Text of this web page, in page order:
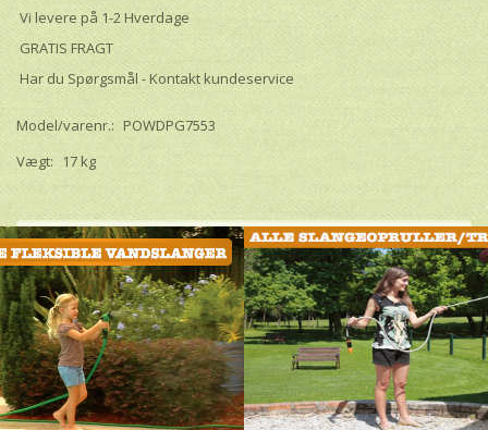
Vi levere på 1-2 Hverdage
GRATIS FRAGT
Har du Spørgsmål - Kontakt kundeservice
Model/varenr.: POWDPG7553
Vægt: 17 kg